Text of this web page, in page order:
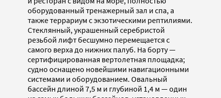
оборудованный тренажерный зал и спа, а
также террариум с экзотическими рептилиями.
Стеклянный, украшенный серебристой
резьбой лифт бесшумно перемещается с
самого верха до нижних палуб. На борту —
сертифицированная вертолетная площадка;
судно оснащено новейшими навигационными
системами и оборудованием. Овальный
бассейн длиной 7,5 м и глубиной 1,4 м — один